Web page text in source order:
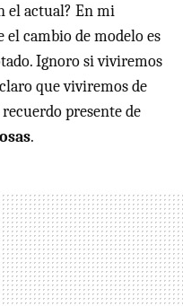
el actual? En mi
el cambio de modelo es
Ignoro si viviremos
que viviremos de
presente de
.